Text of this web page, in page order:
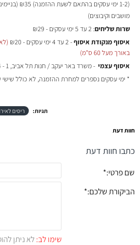
(1-2 ימי עסקים בהתאם לשעת ההזמנה)
₪35
מושבים וקיבוצים)
שרות שליחים: 2 עד 5 ימי עסקים - ₪29
איסוף מנקודת איסוף- 2 עד 4 ימי עסקים - ₪20
באורך מעל 60 ס"מ)
איסוף עצמי - משרד באר יעקב / חנות תל אביב, 1 - 4 ימי עסקים - חינם
* ימי עסקים נספרים למחרת ההזמנה, לא כולל שישי
תגיות: ריסים
חוות דעת
כתבו חוות דעת
שם פרטי:
הביקורת שלכם:
שימו לב: